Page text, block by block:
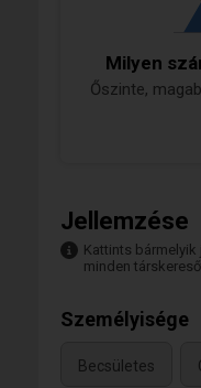
Milyen
Őszinte,
Jellemzése
Kattints bármelyik
minden
Személyisége
Becsületes